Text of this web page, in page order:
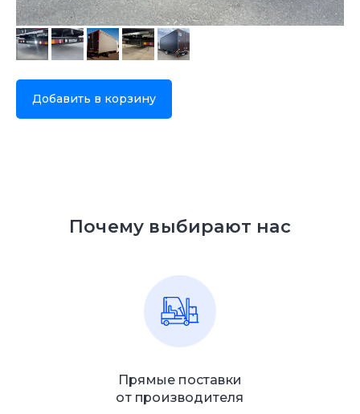
Добавить в корзину
Почему выбирают нас
Прямые поставки
от производителя